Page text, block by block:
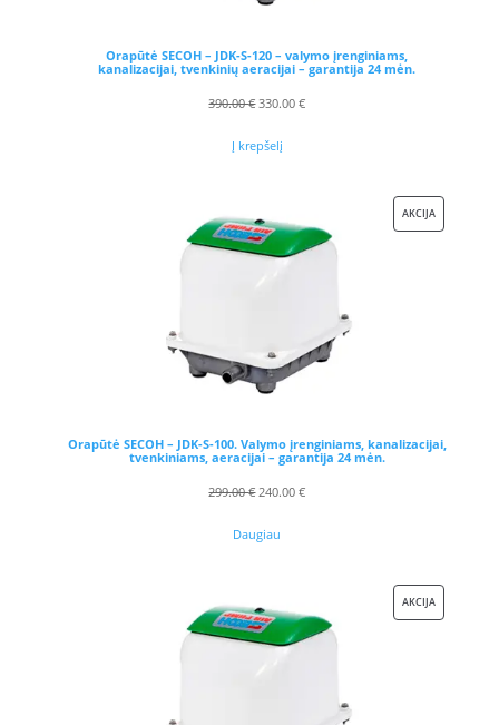
Orapūtė SECOH – JDK-S-120 – valymo įrenginiams,
kanalizacijai, tvenkinių aeracijai – garantija 24 mėn.
390.00€ Original
330.00€Current
Į krepšelį
AKCIJAPRODUKTAS
Orapūtė SECOH – JDK-S-100. Valymo įrenginiams, kanalizacijai,
tvenkiniams, aeracijai – garantija 24 mėn.
299.00€ Original
240.00€Current
Daugiau
AKCIJAPRODUKTAS